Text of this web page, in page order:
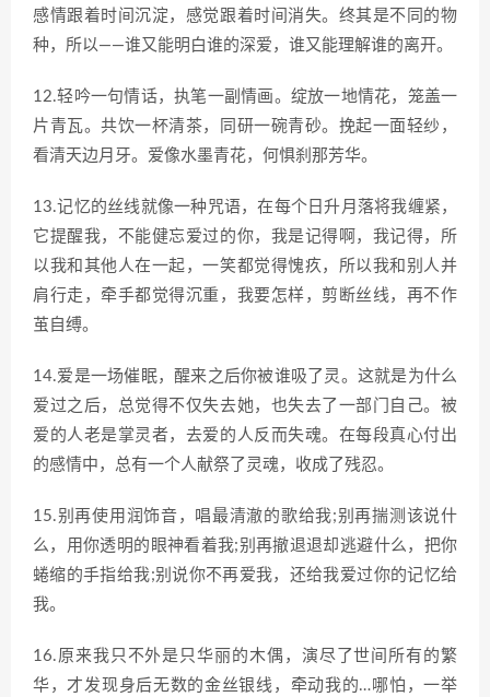
感情跟着时间沉淀，感觉跟着时间消失。终其是不同的物
种，所以——谁又能明白谁的深爱，谁又能理解谁的离开。
12.轻吟一句情话，执笔一副情画。绽放一地情花，笼盖一
片青瓦。共饮一杯清茶，同研一碗青砂。挽起一面轻纱，
看清天边月牙。爱像水墨青花，何惧刹那芳华。
13.记忆的丝线就像一种咒语，在每个日升月落将我缠紧，
它提醒我，不能健忘爱过的你，我是记得啊，我记得，所
以我和其他人在一起，一笑都觉得愧疚，所以我和别人并
肩行走，牵手都觉得沉重，我要怎样，剪断丝线，再不作
茧自缚。
14.爱是一场催眠，醒来之后你被谁吸了灵。这就是为什么
爱过之后，总觉得不仅失去她，也失去了一部门自己。被
爱的人老是掌灵者，去爱的人反而失魂。在每段真心付出
的感情中，总有一个人献祭了灵魂，收成了残忍。
15.别再使用润饰音，唱最清澈的歌给我;别再揣测该说什
么，用你透明的眼神看着我;别再撤退退却逃避什么，把你
蜷缩的手指给我;别说你不再爱我，还给我爱过你的记忆给
我。
16.原来我只不外是只华丽的木偶，演尽了世间所有的繁
华，才发现身后无数的金丝银线，牵动我的…哪怕，一举